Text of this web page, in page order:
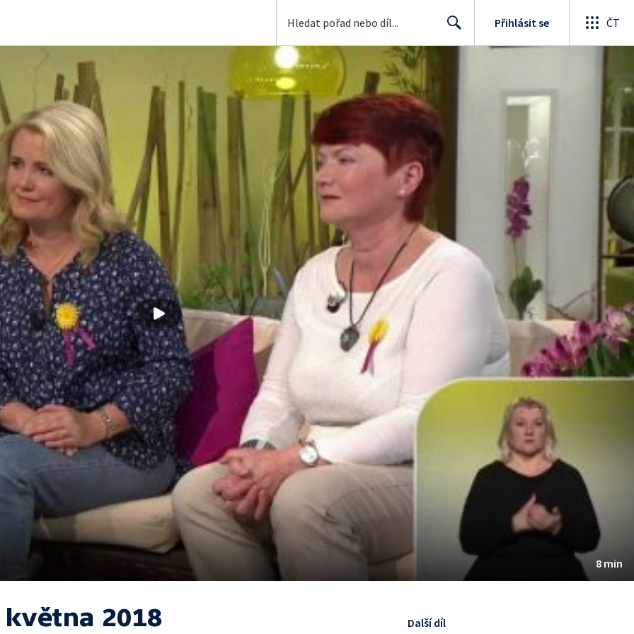
Přihlásit se ČT
8 min
května 2018 Další díl